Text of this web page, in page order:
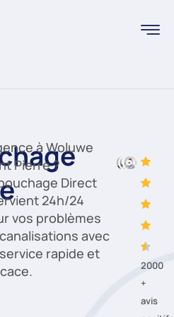
à Woluwe
Pierre ?
Direct
24h/24
vos problèmes
avec
rapide et
2000
+
avis